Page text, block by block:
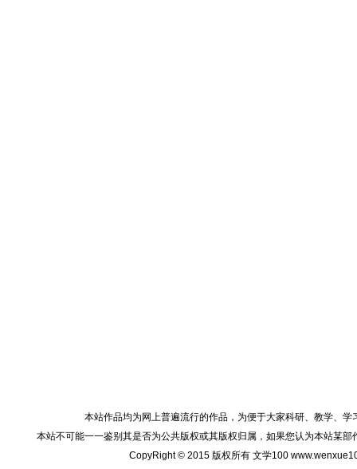
本站作品均为网上普遍流行的作品，为便于大家科研、教学、
本站不可能一一鉴别其是否为公共版权或其版权归属，如果您认为本站某
CopyRight © 2015 版权所有 文学100